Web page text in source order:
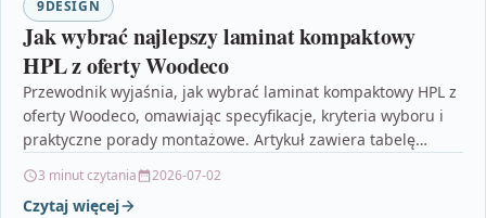
9DESIGN
Jak wybrać najlepszy laminat kompaktowy
HPL z oferty Woodeco
Przewodnik wyjaśnia, jak wybrać laminat kompaktowy HPL z
oferty Woodeco, omawiając specyfikacje, kryteria wyboru i
praktyczne porady montażowe. Artykuł zawiera tabelę
3 minut czytania 2026-07-02
Czytaj więcej